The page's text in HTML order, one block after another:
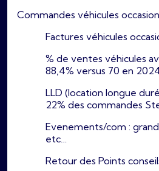
Commandes véhicules
Factures véhicules
% de ventes véhicules
88,4% versus 70 en
LLD (location longue
22% des commandes
Evenements/com :
etc…
Retour des Points